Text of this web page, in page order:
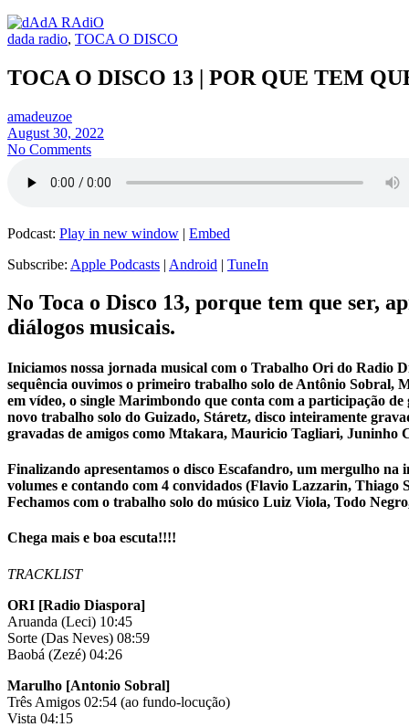
dada radio, TOCA O DISCO
TOCA O DISCO 13 | POR QUE TEM
amadeuzoe
August 30, 2022
No Comments
Podcast: Play in new window | Embed
Subscribe: Apple Podcasts | Android | TuneIn
No Toca o Disco 13, porque tem que ser,
diálogos musicais.
Iniciamos nossa jornada musical com o Trabalho Ori do Radio
sequência ouvimos o primeiro trabalho solo de Antônio Sobral,
em vídeo, o single Marimbondo que conta com a participação
novo trabalho solo do Guizado, Stáretz, disco inteiramente
gravadas de amigos como Mtakara, Mauricio Tagliari, Juninho
Finalizando apresentamos o disco Escafandro, um mergulho
volumes e contando com 4 convidados (Flavio Lazzarin, Thiago
Fechamos com o trabalho solo do músico Luiz Viola, Todo
Chega mais e boa escuta!!!!
TRACKLIST
ORI [Radio Diaspora]
Aruanda (Leci) 10:45
Sorte (Das Neves) 08:59
Baobá (Zezé) 04:26
Marulho [Antonio Sobral]
Três Amigos 02:54 (ao fundo-locução)
Vista 04:15